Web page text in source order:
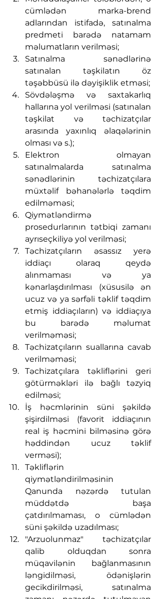
cümlədən marka-brend
adlarından istifadə, satınalma
predmeti barədə natamam
məlumatların verilməsi;
Satınalma sənədlərinə
satınalan təşkilatın öz
təşəbbüsü ilə dəyişiklik etməsi;
Sövdələşmə və saxtakarlıq
hallarına yol verilməsi (satınalan
təşkilat və təchizatçılar
arasında yaxınlıq əlaqələrinin
olması və s.);
Elektron olmayan
satınalmalarda satınalma
sənədlərinin təchizatçılara
müxtəlif bəhanələrlə təqdim
edilməməsi;
Qiymətləndirmə
prosedurlarının tətbiqi zamanı
ayrıseçkiliyə yol verilməsi;
Təchizatçıların əsassız yerə
iddiaçı olaraq qeydə
alınmaması və ya
kənarlaşdırılması (xüsusilə ən
ucuz və ya sərfəli təklif təqdim
etmiş iddiaçıların) və iddiaçıya
bu barədə məlumat
verilməməsi;
Təchizatçıların suallarına cavab
verilməməsi;
Təchizatçılara təkliflərini geri
götürməkləri ilə bağlı təzyiq
edilməsi;
İş həcmlərinin süni şəkildə
şişirdilməsi (favorit iddiaçının
real iş həcmini bilməsinə görə
həddindən ucuz təklif
verməsi);
Təkliflərin
qiymətləndirilməsinin
Qanunda nəzərdə tutulan
müddətdə başa
çatdırılmaması, o cümlədən
süni şəkildə uzadılması;
"Arzuolunmaz" təchizatçılar
qalib olduqdan sonra
müqavilənin bağlanmasının
ləngidilməsi, ödənişlərin
gecikdirilməsi, satınalma